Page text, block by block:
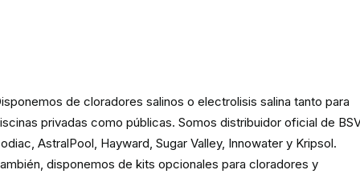
de cloradores salinos o electrolisis salina tanto para
privadas como públicas. Somos distribuidor oficial de
AstralPool, Hayward, Sugar Valley, Innowater y Kripsol.
disponemos de kits opcionales para cloradores y